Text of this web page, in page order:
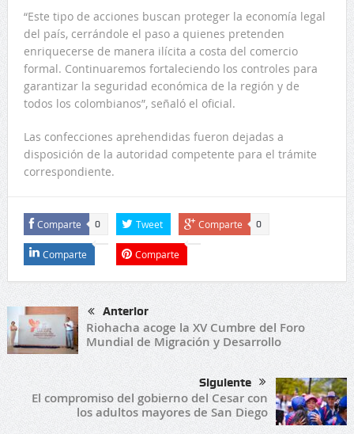
“Este tipo de acciones buscan proteger la economía legal
del país, cerrándole el paso a quienes pretenden
enriquecerse de manera ilícita a costa del comercio
formal. Continuaremos fortaleciendo los controles para
garantizar la seguridad económica de la región y de
todos los colombianos”, señaló el oficial.
Las confecciones aprehendidas fueron dejadas a
disposición de la autoridad competente para el trámite
correspondiente.
Comparte 0 Tweet Comparte 0
Comparte Comparte
Anterior
Riohacha acoge la XV Cumbre del Foro
Mundial de Migración y Desarrollo
Siguiente
El compromiso del gobierno del Cesar con
los adultos mayores de San Diego